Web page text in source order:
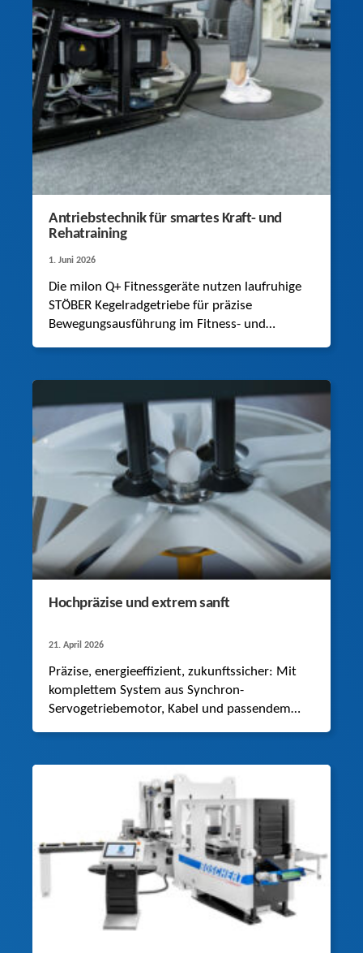
Antriebstechnik für smartes Kraft- und
Rehatraining
1. Juni 2026
Die milon Q+ Fitnessgeräte nutzen laufruhige
STÖBER Kegelradgetriebe für präzise
Bewegungsausführung im Fitness- und
Hochpräzise und extrem sanft
21. April 2026
Präzise, energieeffizient, zukunftssicher: Mit
komplettem System aus Synchron-
Servogetriebemotor, Kabel und passendem